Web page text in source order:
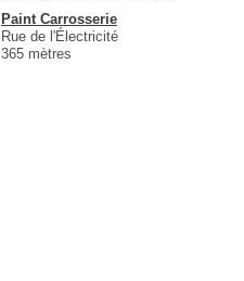
Paint Carrosserie
Rue de l'Électricité
365 mètres